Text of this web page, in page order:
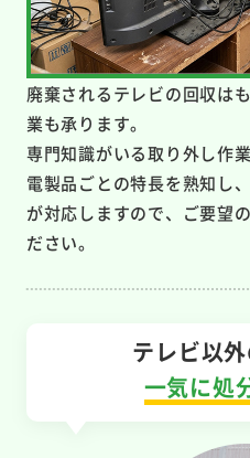
廃棄されるテレビの回収は
業も承ります。
専門知識がいる取り外し作
電製品ごとの特長を熟知し
が対応しますので、ご要望
ださい。
テレビ以
一気に処